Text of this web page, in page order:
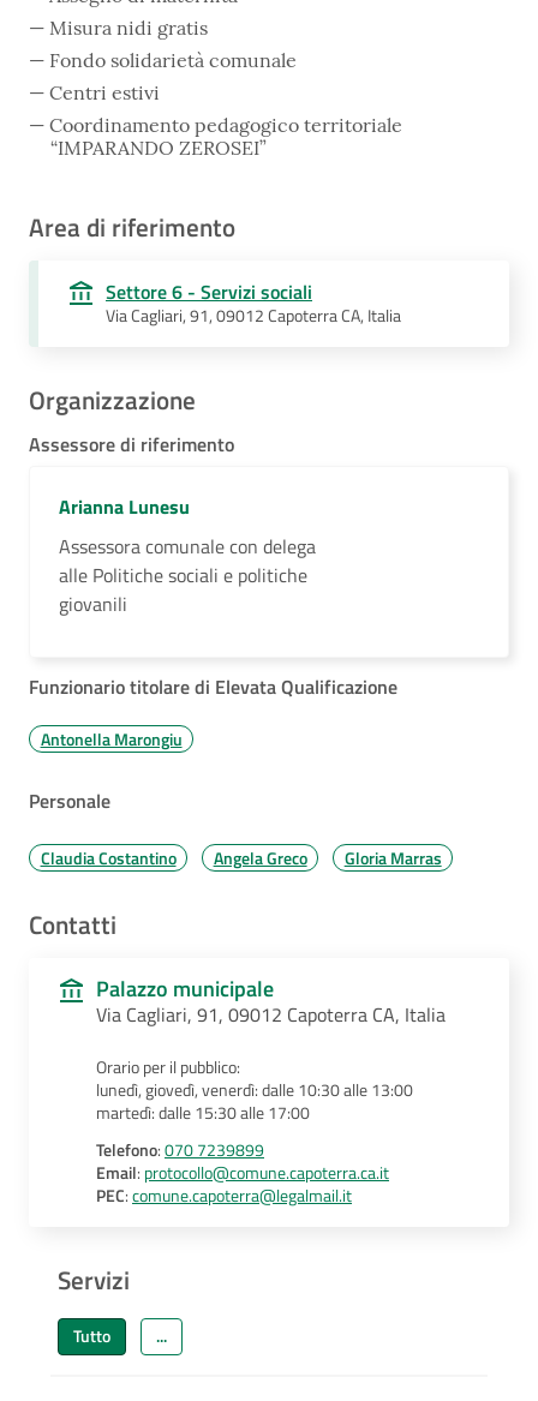
Misura nidi gratis
Fondo solidarietà comunale
Centri estivi
Coordinamento pedagogico territoriale
“IMPARANDO ZEROSEI”
Area di riferimento
Settore 6 - Servizi sociali
Via Cagliari, 91, 09012 Capoterra CA, Italia
Organizzazione
Assessore di riferimento
Arianna Lunesu
Assessora comunale con delega
alle Politiche sociali e politiche
giovanili
Funzionario titolare di Elevata Qualificazione
Antonella Marongiu
Personale
Claudia Costantino Angela Greco Gloria Marras
Contatti
Palazzo municipale
Via Cagliari, 91, 09012 Capoterra CA, Italia
Orario per il pubblico:
lunedì, giovedì, venerdì: dalle 10:30 alle 13:00
martedì: dalle 15:30 alle 17:00
Telefono:070 7239899
Email: protocollo@comune.capoterra.ca.it
PEC:comune.capoterra@legalmail.it
Servizi
Tutto ...